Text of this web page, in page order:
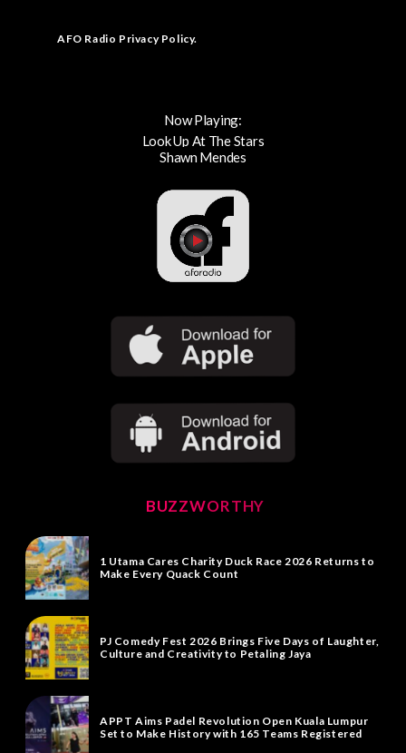
AFO Radio Privacy Policy.
Now Playing:
Look Up At The Stars
Shawn Mendes
BUZZWORTHY
1 Utama Cares Charity Duck Race 2026 Returns to
Make Every Quack Count
PJ Comedy Fest 2026 Brings Five Days of Laughter,
Culture and Creativity to Petaling Jaya
APPT Aims Padel Revolution Open Kuala Lumpur
Set to Make History with 165 Teams Registered